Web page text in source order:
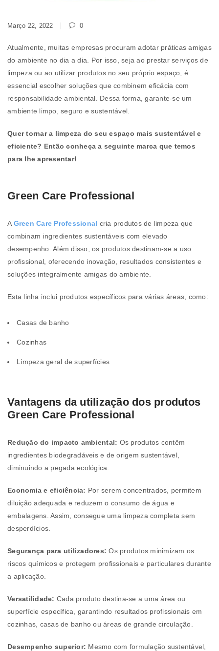
Março 22, 2022 0
Atualmente, muitas empresas procuram adotar práticas amigas
do ambiente no dia a dia. Por isso, seja ao prestar serviços de
limpeza ou ao utilizar produtos no seu próprio espaço, é
essencial escolher soluções que combinem eficácia com
responsabilidade ambiental. Dessa forma, garante-se um
ambiente limpo, seguro e sustentável.
Quer tornar a limpeza do seu espaço mais sustentável e
eficiente? Então conheça a seguinte marca que temos
para lhe apresentar!
Green Care Professional
A Green Care Professional cria produtos de limpeza que
combinam ingredientes sustentáveis com elevado
desempenho. Além disso, os produtos destinam-se a uso
profissional, oferecendo inovação, resultados consistentes e
soluções integralmente amigas do ambiente.
Esta linha inclui produtos específicos para várias áreas, como:
Casas de banho
Cozinhas
Limpeza geral de superfícies
Vantagens da utilização dos produtos
Green Care Professional
Redução do impacto ambiental: Os produtos contêm
ingredientes biodegradáveis e de origem sustentável,
diminuindo a pegada ecológica.
Economia e eficiência: Por serem concentrados, permitem
diluição adequada e reduzem o consumo de água e
embalagens. Assim, consegue uma limpeza completa sem
desperdícios.
Segurança para utilizadores: Os produtos minimizam os
riscos químicos e protegem profissionais e particulares durante
a aplicação.
Versatilidade: Cada produto destina-se a uma área ou
superfície específica, garantindo resultados profissionais em
cozinhas, casas de banho ou áreas de grande circulação.
Desempenho superior: Mesmo com formulação sustentável,